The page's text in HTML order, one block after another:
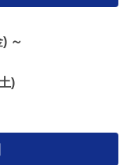
) ～
)